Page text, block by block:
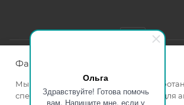
Ольга
Здравствуйте! Готова помочь
вам. Напишите мне, если у
Файлы cookie
Мы используем файлы cookie,
специалистами и третьими лицами, для